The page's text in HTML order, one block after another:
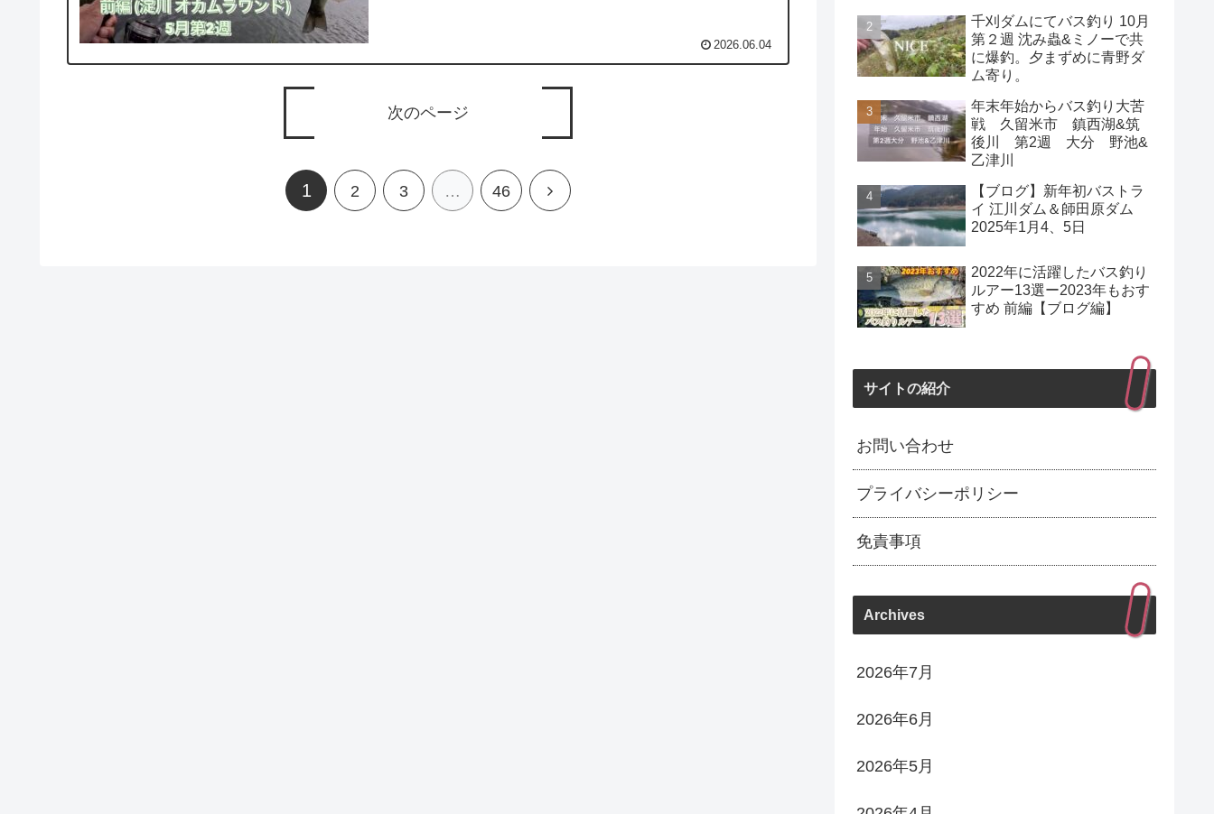
2026.06.04
次のページ
1 2 3 … 46 次
千刈ダムにてバス釣り 10月
第２週 沈み蟲&ミノーで共
に爆釣。夕まずめに青野ダ
ム寄り。
年末年始からバス釣り大苦
戦 久留米市 鎮西湖&筑
後川 第2週 大分 野池&
乙津川
【ブログ】新年初バストラ
イ 江川ダム＆師田原ダム
2025年1月4、5日
2022年に活躍したバス釣り
ルアー13選ー2023年もおす
すめ 前編【ブログ編】
サイトの紹介
お問い合わせ
プライバシーポリシー
免責事項
Archives
2026年7月
2026年6月
2026年5月